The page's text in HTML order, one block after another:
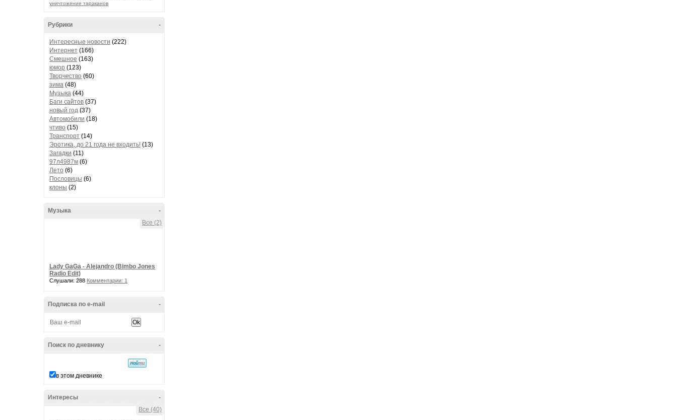
уничтожение тараканов
-
Рубрики
Интересные новости (222)
Интернет (166)
Смешное (163)
юмор (123)
Творчество (60)
зима (48)
Музыка (44)
Баги сайтов (37)
новый год (37)
Автомобили (18)
чтиво (15)
Транспорт (14)
Эротика, до 21 года не входить! (13)
Загадки (11)
97л4987м (6)
Лето (6)
Пословицы (6)
клоны (2)
-
Музыка
Все (2)
Lady GaGa - Alejandro (Bimbo Jones
Radio Edit)
Слушали: 288 Комментарии: 1
-
Подписка по e-mail
-
Поиск по дневнику
в этом дневнике
-
Интересы
Все (40)